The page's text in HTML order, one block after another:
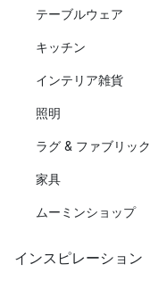
テーブルウェア
キッチン
インテリア雑貨
照明
ラグ & ファブリック
家具
ムーミンショップ
インスピレーション